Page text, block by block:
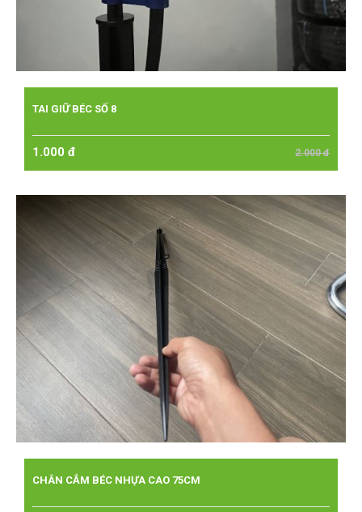
TAI GIỮ BÉC SỐ 8
1.000 đ 2.000 đ
CHÂN CẮM BÉC NHỰA CAO 75CM